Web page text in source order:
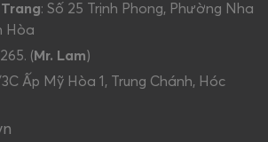
: Số 25 Trịnh Phong, Phường Nha
Hòa
( Mr. Lam)
Ấp Mỹ Hòa 1, Trung Chánh, Hóc